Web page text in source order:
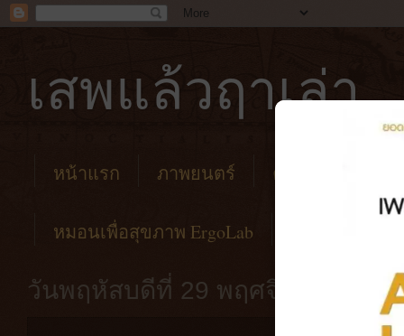
เสพแล้วฤาเล่า
หน้าแรก ภาพยนตร์ คาเฟ่
หมอนเพื่อสุขภาพ ErgoLab
วันพฤหัสบดีที่ 29 พฤศจิกายน พ.ศ.